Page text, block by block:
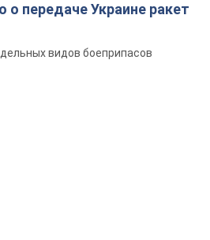
о передаче Украине ракет
видов боеприпасов